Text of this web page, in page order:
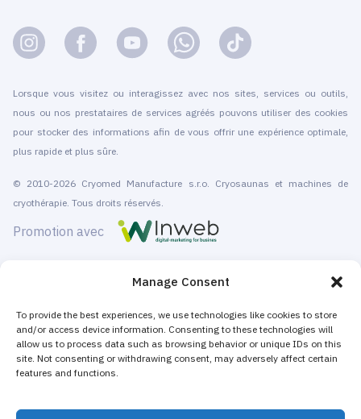
Manage Consent
To provide the best experiences, we use technologies like cookies to store
and/or access device information. Consenting to these technologies will
allow us to process data such as browsing behavior or unique IDs on this
site. Not consenting or withdrawing consent, may adversely affect certain
features and functions.
Lorsque vous visitez ou interagissez avec nos sites, services ou outils,
nous ou nos prestataires de services agréés pouvons utiliser des cookies
pour stocker des informations afin de vous offrir une expérience optimale,
plus rapide et plus sûre.
© 2010-2026 Cryomed Manufacture s.r.o. Cryosaunas et machines de
cryothérapie. Tous droits réservés.
Promotion avec
cryosaunas corps entier, et appareils localisés sont certifiés CE.
Nous proposons l'installation et la maintenance, la formation et la
certification, la commercialisation et l’offre de services de cryothérapie. A la
fois pour les centres de qui ne souhaitent proposer que des prestations de
cryothérapie, et bien sûr pour les structures existantes qui souhaitent faire